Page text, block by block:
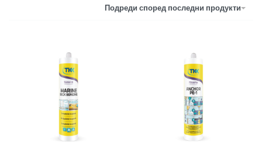
Подреди според последни продукти